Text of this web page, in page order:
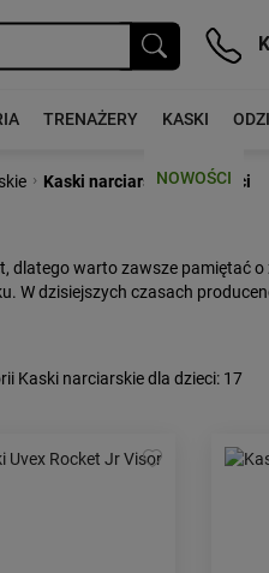
TRENAŻERY KASKI
NOWOŚCI
› Kaski narciarskie dla dzieci
warto zawsze pamiętać
W dzisiejszych czasach
Kaski narciarskie dla dzieci: 17